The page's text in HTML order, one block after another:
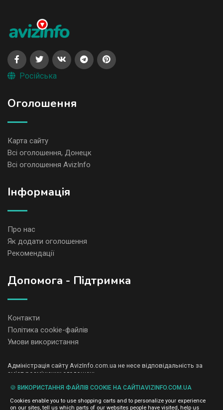
Російська
Оголошення
Карта сайту
Всі оголошення, Донецк
Всі оголошення AvizInfo
Iнформація
Про нас
Як додати оголошення
Рекомендації
Допомога - Підтримка
Контакти
Політика cookie-файлів
Умови використання
Адміністрація сайту AvizInfo.com.ua не несе відповідальність за
зміст розміщених оголошень.
і не продаємо особисту інформацію зареєстрованих користувачів
AvizInfo.com.ua третім особам. Ми не відповідаємо за правила
конфіденційності сайтів на які посилається AvizInfo.com.ua. На
🍪 ВИКОРИСТАННЯ ФАЙЛІВ COOKIE НА САЙТІAVIZINFO.COM.UA
Cookies enable you to use shopping carts and to personalize your experience
on our sites, tell us which parts of our websites people have visited, help us